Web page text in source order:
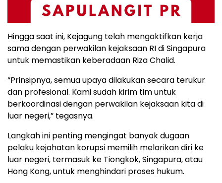
Hingga saat ini, Kejagung telah mengaktifkan kerja
sama dengan perwakilan kejaksaan RI di Singapura
untuk memastikan keberadaan Riza Chalid.
“Prinsipnya, semua upaya dilakukan secara terukur
dan profesional. Kami sudah kirim tim untuk
berkoordinasi dengan perwakilan kejaksaan kita di
luar negeri,” tegasnya.
Langkah ini penting mengingat banyak dugaan
pelaku kejahatan korupsi memilih melarikan diri ke
luar negeri, termasuk ke Tiongkok, Singapura, atau
Hong Kong, untuk menghindari proses hukum.